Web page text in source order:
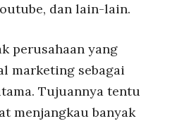
dan lain-lain.
perusahaan yang
marketing sebagai
Tujuannya tentu
menjangkau banyak